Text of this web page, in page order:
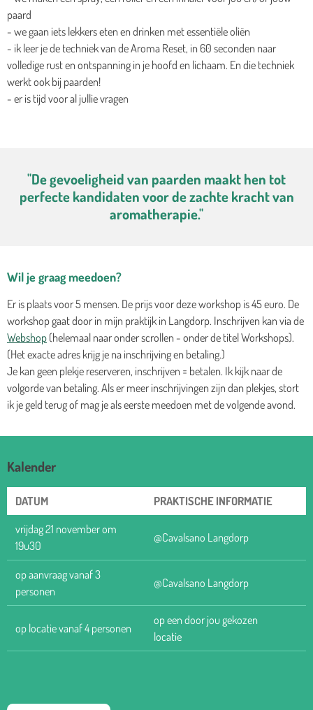
paard
- we gaan iets lekkers eten en drinken met essentiële oliën
- ik leer je de techniek van de Aroma Reset, in 60 seconden naar
volledige rust en ontspanning in je hoofd en lichaam. En die techniek
werkt ook bij paarden!
- er is tijd voor al jullie vragen
"De gevoeligheid van paarden maakt hen tot
perfecte kandidaten voor de zachte kracht van
aromatherapie."
Wil je graag meedoen?
Er is plaats voor 5 mensen. De prijs voor deze workshop is 45 euro. De
workshop gaat door in mijn praktijk in Langdorp. Inschrijven kan via de
Webshop(helemaal naar onder scrollen - onder de titel Workshops).
(Het exacte adres krijg je na inschrijving en betaling.)
Je kan geen plekje reserveren, inschrijven = betalen. Ik kijk naar de
volgorde van betaling. Als er meer inschrijvingen zijn dan plekjes, stort
ik je geld terug of mag je als eerste meedoen met de volgende avond.
Kalender
DATUM
PRAKTISCHE INFORMATIE
vrijdag 21 november om
19u30
@Cavalsano Langdorp
op aanvraag vanaf 3
personen
@Cavalsano Langdorp
op locatie vanaf 4 personen
op een door jou gekozen
locatie